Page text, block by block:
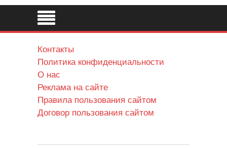
Контакты
Политика конфиденциальности
О нас
Реклама на сайте
Правила пользования сайтом
Договор пользования сайтом